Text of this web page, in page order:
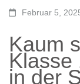
Februar 5,
Kaum
Klasse
in der